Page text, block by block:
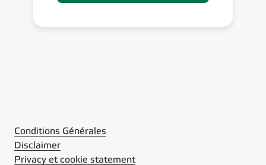
Conditions Générales
Disclaimer
Privacy et cookie statement